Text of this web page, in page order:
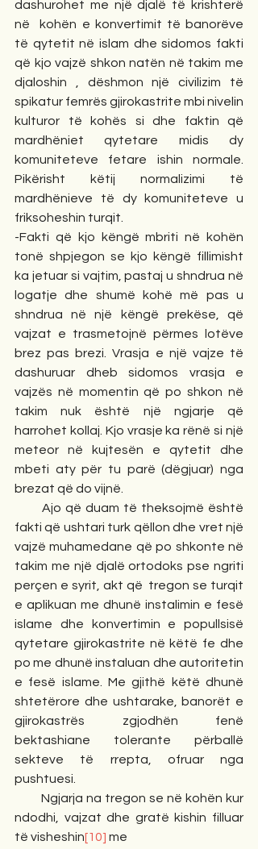
dashurohet me një djalë të krishterë
në  kohën e konvertimit të banorëve
të qytetit në islam dhe sidomos fakti
që kjo vajzë shkon natën në takim me
djaloshin , dëshmon një civilizim të
spikatur femrës gjirokastrite mbi nivelin
kulturor të kohës si dhe faktin që
mardhëniet qytetare midis dy
komuniteteve fetare ishin normale.
Pikërisht këtij normalizimi të
mardhënieve të dy komuniteteve u
friksoheshin turqit.
-Fakti që kjo këngë mbriti në kohën
tonë shpjegon se kjo këngë fillimisht
ka jetuar si vajtim, pastaj u shndrua në
logatje dhe shumë kohë më pas u
shndrua në një këngë prekëse, që
vajzat e trasmetojnë përmes lotëve
brez pas brezi. Vrasja e një vajze të
dashuruar dheb sidomos vrasja e
vajzës në momentin që po shkon në
takim nuk është një ngjarje që
harrohet kollaj. Kjo vrasje ka rënë si një
meteor në kujtesën e qytetit dhe
mbeti aty për tu parë (dëgjuar) nga
brezat që do vijnë.
       Ajo që duam të theksojmë është
fakti që ushtari turk qëllon dhe vret një
vajzë muhamedane që po shkonte në
takim me një djalë ortodoks pse ngriti
perçen e syrit, akt që  tregon se turqit
e aplikuan me dhunë instalimin e fesë
islame dhe konvertimin e popullsisë
qytetare gjirokastrite në këtë fe dhe
po me dhunë instaluan dhe autoritetin
e fesë islame. Me gjithë këtë dhunë
shtetërore dhe ushtarake, banorët e
gjirokastrës zgjodhën fenë
bektashiane tolerante përballë
sekteve të rrepta, ofruar nga
pushtuesi.
ndodhi, vajzat dhe gratë kishin filluar
të visheshin[10] me